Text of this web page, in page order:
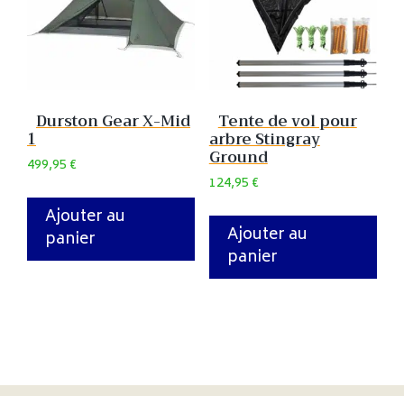
Durston Gear X-Mid
1
499,95€
Ajouter au
panier
Tente de vol pour
arbre Stingray
Ground
124,95€
Ajouter au
panier